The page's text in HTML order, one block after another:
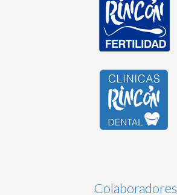
Colaboradores